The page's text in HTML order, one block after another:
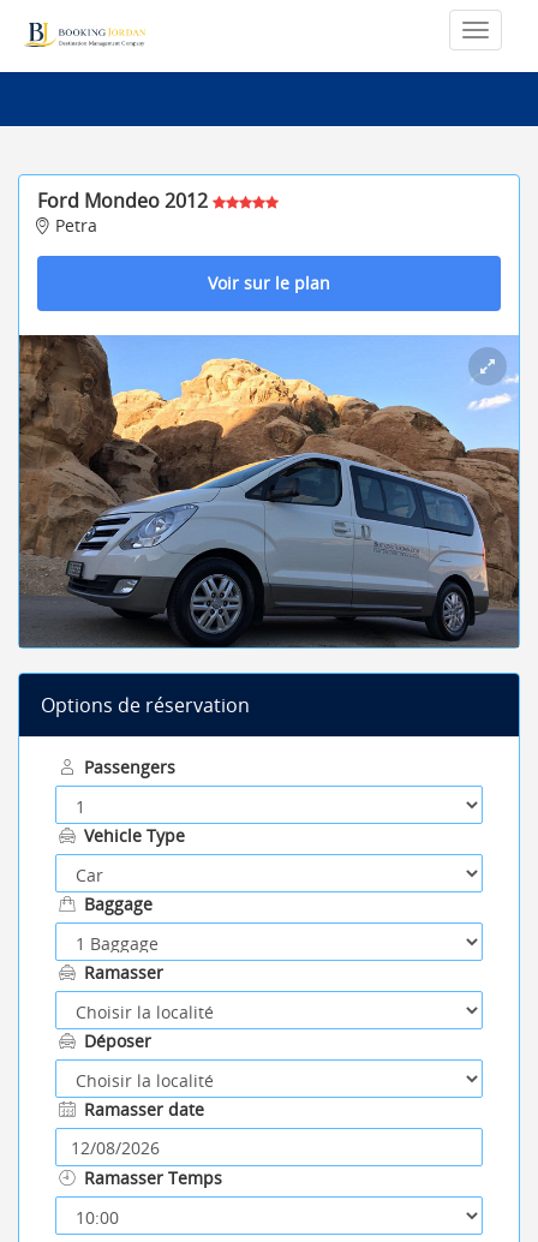
Ford Mondeo 2012
Petra
Voir sur le plan
Options de réservation
Passengers
Vehicle Type
Baggage
Ramasser
Déposer
Ramasser date
Ramasser Temps